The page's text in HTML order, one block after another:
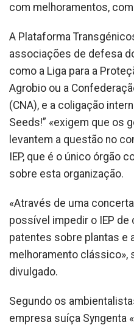
com melhoramentos,
A Plataforma
associações de defesa
como a Liga para a
Agrobio ou a
(CNA), e a coligação
Seeds!” «exigem que os
levantem a questão no
IEP, que é o único órgão
sobre esta organização.
«Através de uma
possível impedir o IEP
patentes sobre plantas e
melhoramento clássico»,
divulgado.
Segundo os
empresa suíça Syngenta